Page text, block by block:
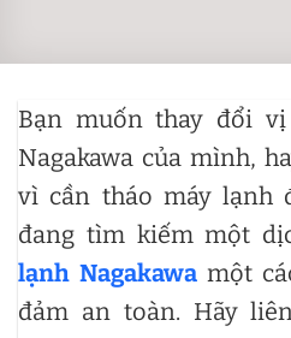
Bạn muốn thay đổi
Nagakawa của mình,
vì cần tháo máy lạnh
đang tìm kiếm một
lạnh Nagakawamột
đảm an toàn. Hãy